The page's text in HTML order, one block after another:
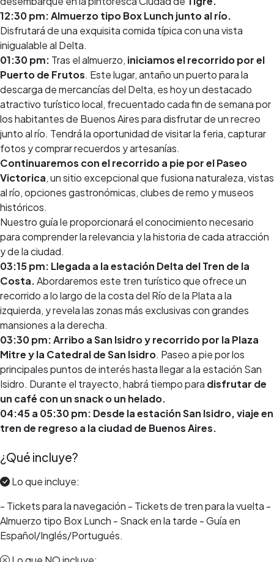
12:30 pm: Almuerzo tipo Box Lunch junto al río.
Disfrutará de una exquisita comida típica con una vista
inigualable al Delta.
01:30 pm: Tras el almuerzo, iniciamos el recorrido por el
Puerto de Frutos. Este lugar, antaño un puerto para la
descarga de mercancías del Delta, es hoy un destacado
atractivo turístico local, frecuentado cada fin de semana por
los habitantes de Buenos Aires para disfrutar de un recreo
junto al río. Tendrá la oportunidad de visitar la feria, capturar
fotos y comprar recuerdos y artesanías.
Continuaremos con el recorrido a pie por el Paseo
Victorica, un sitio excepcional que fusiona naturaleza, vistas
al río, opciones gastronómicas, clubes de remo y museos
históricos.
Nuestro guía le proporcionará el conocimiento necesario
para comprender la relevancia y la historia de cada atracción
y de la ciudad.
03:15 pm: Llegada a la estación Delta del Tren de la
Costa.Abordaremos este tren turístico que ofrece un
recorrido a lo largo de la costa del Río de la Plata a la
izquierda, y revela las zonas más exclusivas con grandes
mansiones a la derecha.
03:30 pm: Arribo a San Isidro y recorrido por la Plaza
Mitre y la Catedral de San Isidro. Paseo a pie por los
principales puntos de interés hasta llegar a la estación San
Isidro. Durante el trayecto, habrá tiempo para disfrutar de
un café con un snack o un helado.
04:45 a 05:30 pm: Desde la estación San Isidro, viaje en
tren de regreso a la ciudad de Buenos Aires.
¿Qué incluye?
Lo que incluye:
- Tickets para la navegación - Tickets de tren para la vuelta -
Almuerzo tipo Box Lunch - Snack en la tarde - Guía en
Español/Inglés/Portugués.